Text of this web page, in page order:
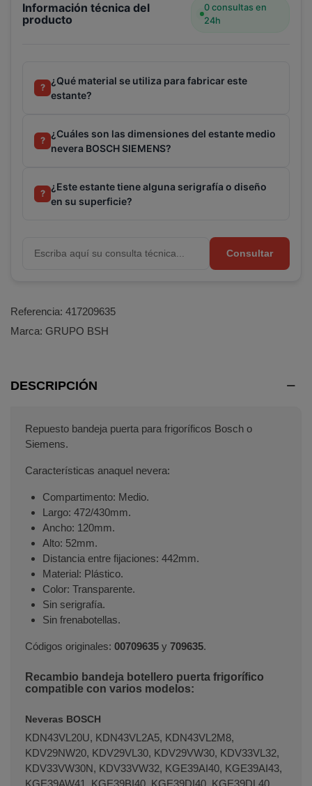
Información técnica del
producto
0 consultas en
24h
?
¿Qué material se utiliza para fabricar este
estante?
?
¿Cuáles son las dimensiones del estante medio
nevera BOSCH SIEMENS?
?
¿Este estante tiene alguna serigrafía o diseño
en su superficie?
Consultar
Referencia: 417209635
Marca: GRUPO BSH
DESCRIPCIÓN
Repuesto bandeja puerta para frigoríficos Bosch o
Siemens.
Características anaquel nevera:
Compartimento: Medio.
Largo: 472/430mm.
Ancho: 120mm.
Alto: 52mm.
Distancia entre fijaciones: 442mm.
Material: Plástico.
Color: Transparente.
Sin serigrafía.
Sin frenabotellas.
Códigos originales: 00709635 y 709635.
Recambio bandeja botellero puerta frigorífico
compatible con varios modelos:
Neveras BOSCH
KDN43VL20U, KDN43VL2A5, KDN43VL2M8,
KDV29NW20, KDV29VL30, KDV29VW30, KDV33VL32,
KDV33VW30N, KDV33VW32, KGE39AI40, KGE39AI43,
KGE39AW41, KGE39BI40, KGE39DI40, KGE39DL40,